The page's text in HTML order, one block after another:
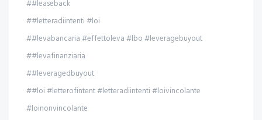
##leaseback
##letteradiintenti #loi
##levabancaria #effettoleva #lbo #leveragebuyout
##levafinanziaria
##leveragedbuyout
##loi #letterofintent #letteradiintenti #loivincolante
#loinonvincolante